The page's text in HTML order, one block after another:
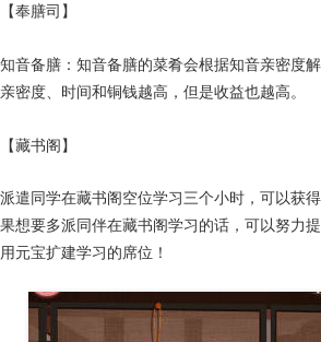
【奉膳司】
知音备膳：知音备膳的菜肴会根据知音亲密度
亲密度、时间和铜钱越高，但是收益也越高。
【藏书阁】
派遣同学在藏书阁空位学习三个小时，可以获
果想要多派同伴在藏书阁学习的话，可以努力
用元宝扩建学习的席位！